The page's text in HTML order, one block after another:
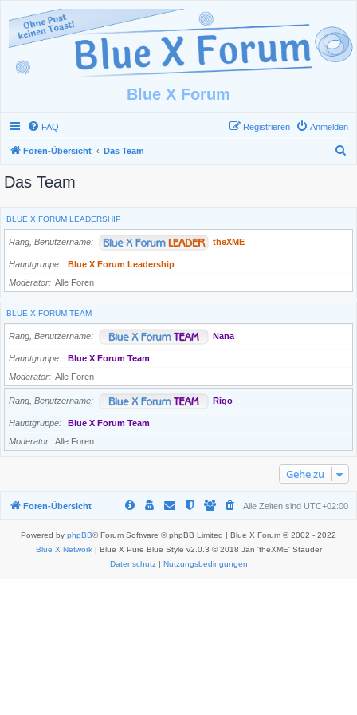
Blue X Forum
FAQ Anmelden
Registrieren
Foren-Übersicht Das Team
Das Team
BLUE X FORUM LEADERSHIP
Rang, Benutzername theXME
Hauptgruppe
Blue X Forum Leadership
Moderator
Alle Foren
BLUE X FORUM TEAM
Rang, Benutzername Nana
Hauptgruppe
Blue X Forum Team
Moderator
Alle Foren
Rang, Benutzername Rigo
Hauptgruppe
Blue X Forum Team
Moderator
Alle Foren
Gehe zu
Foren-Übersicht Alle Zeiten sind UTC+02:00
Powered by phpBB® Forum Software © phpBB Limited | Blue X Forum © 2002 - 2022
Blue X Network| Blue X Pure Blue Style v2.0.3 © 2018 Jan 'theXME' Stauder
Datenschutz| Nutzungsbedingungen